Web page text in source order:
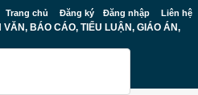
Trang chủ Đăng ký Đăng nhập Liên hệ
BÁO CÁO, TIỂU LUẬN, GIÁO ÁN,